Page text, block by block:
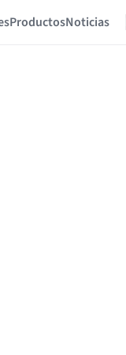
ProductosNoticias